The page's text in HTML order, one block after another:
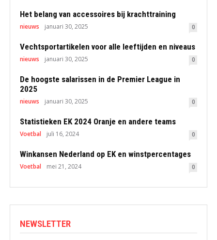
Het belang van accessoires bij krachttraining
nieuws januari 30, 2025 0
Vechtsportartikelen voor alle leeftijden en niveaus
nieuws januari 30, 2025 0
De hoogste salarissen in de Premier League in
2025
nieuws januari 30, 2025 0
Statistieken EK 2024 Oranje en andere teams
Voetbal juli 16, 2024 0
Winkansen Nederland op EK en winstpercentages
Voetbal mei 21, 2024 0
NEWSLETTER